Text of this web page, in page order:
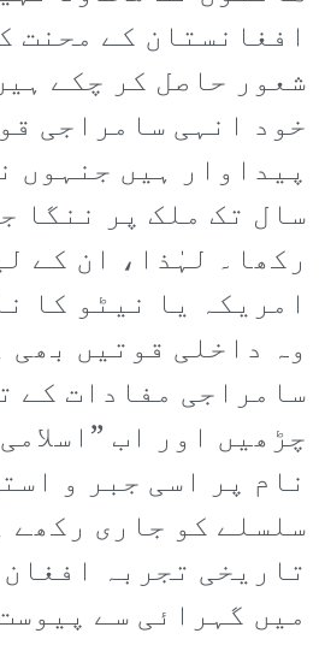
افغانستان کے محنت
شعور حاصل کر چکے
خود انہی سامراجی
پیداوار ہیں جنہوں
سال تک ملک پر ننگا
رکھا۔ لہٰذا، ان کے
امریکہ یا نیٹو کا
وہ داخلی قوتیں بھی
سامراجی مفادات کے
چڑھیں اور اب
نام پر اسی جبر و
سلسلے کو جاری رکھے
تاریخی تجربہ
میں گہرائی سے